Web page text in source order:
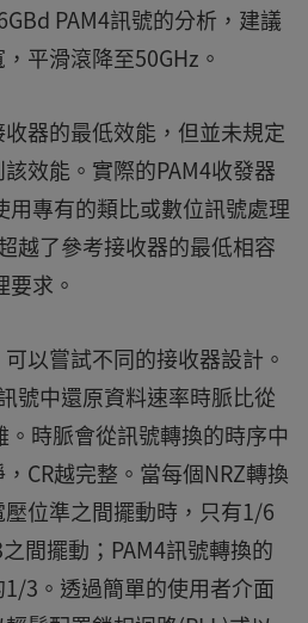
PAM4訊號的分析，建議
平滑滾降至50GHz。
器的最低效能，但並未規定
效能。實際的PAM4收發器
用專有的類比或數位訊號處理
越了參考接收器的最低相容
求。
以嘗試不同的接收器設計。
號中還原資料速率時脈比從
。時脈會從訊號轉換的時序中
CR越完整。當每個NRZ轉換
位準之間擺動時，只有1/6
間擺動；PAM4訊號轉換的
3。透過簡單的使用者介面